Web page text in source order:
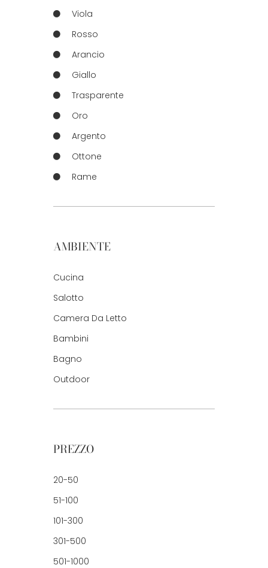
Viola
Rosso
Arancio
Giallo
Trasparente
Oro
Argento
Ottone
Rame
AMBIENTE
Cucina
Salotto
Camera Da Letto
Bambini
Bagno
Outdoor
PREZZO
20-50
51-100
101-300
301-500
501-1000